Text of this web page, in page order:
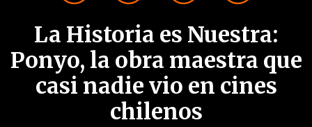
La Historia es Nuestra:
Ponyo, la obra maestra que
casi nadie vio en cines
chilenos